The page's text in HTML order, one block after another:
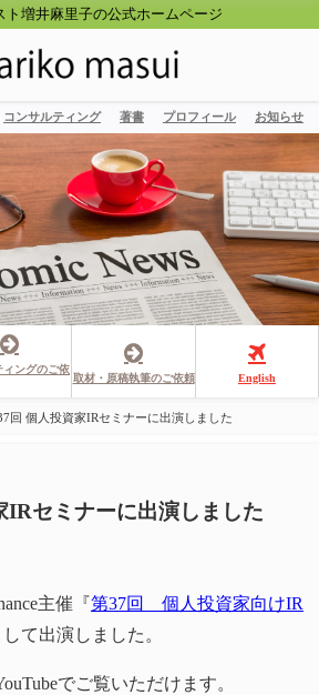
ト増井麻里子の公式ホームページ
コンサルティング 著書 プロフィール お知らせ
ィングのご依
取材・原稿執筆のご依頼 English
回 個人投資家IRセミナーに出演しました
IRセミナーに出演しました
主催『第37回 個人投資家向けIR
て出演しました。
でご覧いただけます。